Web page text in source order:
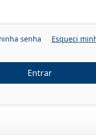
senha Esqueci
Entrar